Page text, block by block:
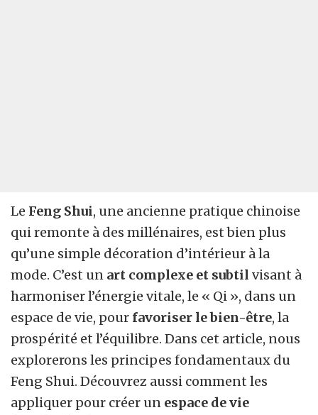
Le Feng Shui, une ancienne pratique chinoise
qui remonte à des millénaires, est bien plus
qu’une simple décoration d’intérieur à la
mode. C’est un art complexe et subtil visant à
harmoniser l’énergie vitale, le « Qi », dans un
espace de vie, pour favoriser le bien-être, la
prospérité et l’équilibre. Dans cet article, nous
explorerons les principes fondamentaux du
Feng Shui. Découvrez aussi comment les
appliquer pour créer un espace de vie